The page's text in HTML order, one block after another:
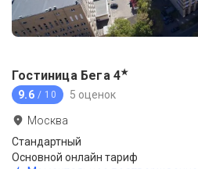
Гостиница Бега 4★
9.6 / 10 5 оценок
Москва
Стандартный
Основной онлайн тариф